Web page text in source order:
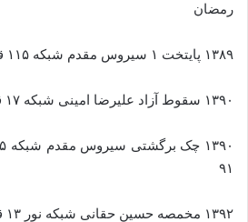
رمضان
۱۳۸۹ پایتخت ۱ سیروس مقدم شبکه ۱۱۵ قسمت پخش در نوروز ۹۰
۱۳۹۰ سقوط آزاد علیرضا امینی شبکه ۱۷ قسمت
۹۱
۱۳۹۲ مخمصه حسین حقانی شبکه نور ۱۳ قسمت